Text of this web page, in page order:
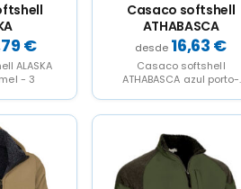
€
ALASKA
- 3
Casaco softshell
ATHABASCA
16,63 €
Casaco softshell
ATHABASCA azul porto-